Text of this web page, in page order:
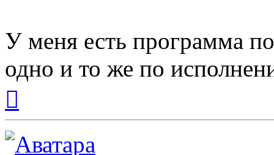
У меня есть программа
одно и то же по
началу